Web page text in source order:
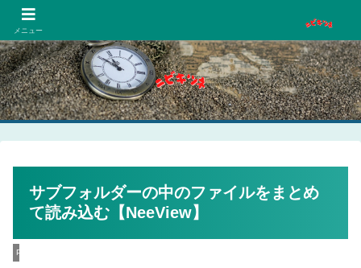
サブフォルダーの中のファイルをまとめ
て読み込む【NeeView】
PC
メニュー